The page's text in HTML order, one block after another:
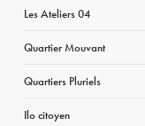
Les Ateliers 04
Quartier Mouvant
Quartiers Pluriels
Ilo citoyen